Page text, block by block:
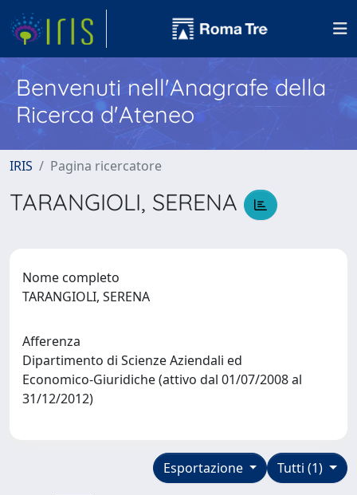
Benvenuti nell'Anagrafe della
Ricerca d'Ateneo
IRIS Pagina ricercatore
TARANGIOLI, SERENA
Nome completo
TARANGIOLI, SERENA
Afferenza
Dipartimento di Scienze Aziendali ed
Economico-Giuridiche (attivo dal 01/07/2008 al
31/12/2012)
Tutti (1)
Esportazione